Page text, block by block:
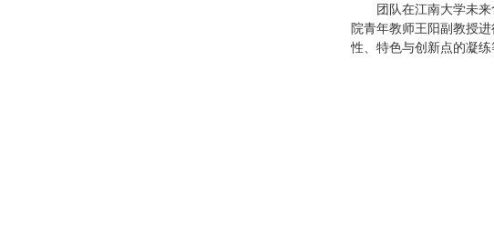
团队在江南大学未
院青年教师王阳副教授
性、特色与创新点的凝